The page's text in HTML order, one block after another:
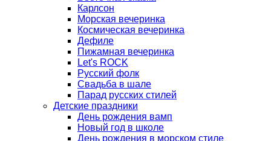
Карлсон
Морская вечеринка
Космическая вечеринка
Дефиле
Пижамная вечеринка
Let's ROCK
Русский фолк
Свадьба в шале
Парад русских стилей
Детские праздники
День рождения вамп
Новый год в школе
День рождения в морском стиле